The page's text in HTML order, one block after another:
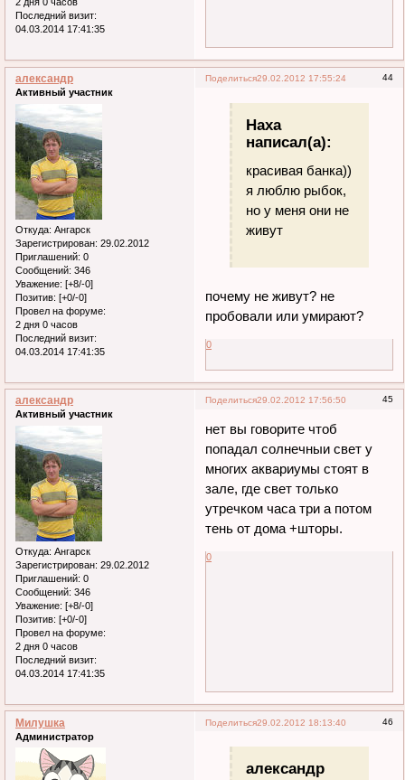
Последний визит:
04.03.2014 17:41:35
Поделиться 44
29.02.2012 17:55:24
александр
Активный участник
Откуда: Ангарск
Зарегистрирован: 29.02.2012
Приглашений: 0
Сообщений: 346
Уважение: [+8/-0]
Позитив: [+0/-0]
Провел на форуме:
2 дня 0 часов
Последний визит:
04.03.2014 17:41:35
Наха
написал(а):
красивая банка))
я люблю рыбок,
но у меня они не
живут
почему не живут? не
пробовали или умирают?
0
Поделиться 45
29.02.2012 17:56:50
александр
Активный участник
Откуда: Ангарск
Зарегистрирован: 29.02.2012
Приглашений: 0
Сообщений: 346
Уважение: [+8/-0]
Позитив: [+0/-0]
Провел на форуме:
2 дня 0 часов
Последний визит:
04.03.2014 17:41:35
нет вы говорите чтоб
попадал солнечныи свет у
многих аквариумы стоят в
зале, где свет только
утречком часа три а потом
тень от дома +шторы.
0
Поделиться 46
29.02.2012 18:13:40
Милушка
Администратор
александр